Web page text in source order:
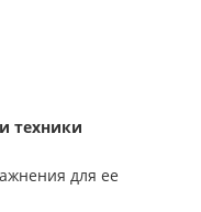
техники
для ее